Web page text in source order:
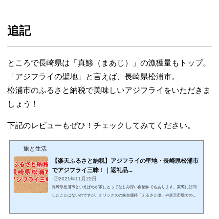
追記
ところで長崎県は「真鯵（まあじ）」の漁獲量もトップ。
「アジフライの聖地」と言えば、長崎県松浦市。
松浦市のふるさと納税で美味しいアジフライをいただきま
しょう！
下記のレビューもぜひ！チェックしてみてください。
旅と生活
【楽天ふるさと納税】アジフライの聖地・長崎県松浦市
でアジフライ三昧！｜返礼品...
2021年11月22日
長崎県松浦市といえばわが家にとってなじみ深い自治体でもあります。実際に訪問
したことはないのですが、オリックスの株主優待「ふるさと便」や楽天市場での特